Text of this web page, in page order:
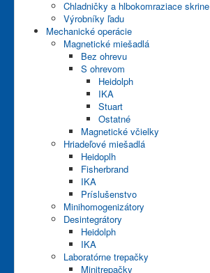
Chladničky a hlbokomraziace skrine
Výrobníky ľadu
Mechanické operácie
Magnetické miešadlá
Bez ohrevu
S ohrevom
Heidolph
IKA
Stuart
Ostatné
Magnetické včielky
Hriadeľové miešadlá
Heidoplh
Fisherbrand
IKA
Príslušenstvo
Minihomogenizátory
Desintegrátory
Heidolph
IKA
Laboratórne trepačky
Minitrepačky